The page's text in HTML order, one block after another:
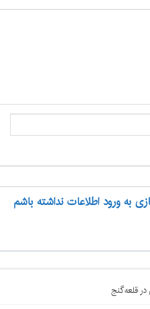
به ورود اطلاعات نداشته باشم